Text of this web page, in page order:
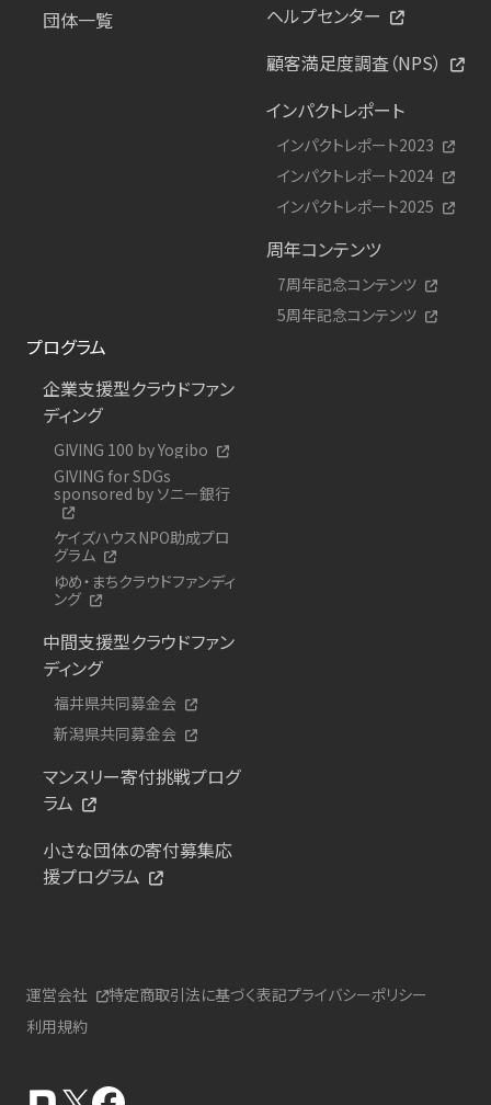
団体一覧
ヘルプセンター
顧客満足度調査（NPS）
インパクトレポート
インパクトレポート2023
インパクトレポート2024
インパクトレポート2025
周年コンテンツ
7周年記念コンテンツ
5周年記念コンテンツ
プログラム
企業支援型クラウドファン
ディング
GIVING 100 by Yogibo
GIVING for SDGs
sponsored by ソニー銀行
ケイズハウスNPO助成プロ
グラム
ゆめ・まちクラウドファンディ
ング
中間支援型クラウドファン
ディング
福井県共同募金会
新潟県共同募金会
マンスリー寄付挑戦プログ
ラム
小さな団体の寄付募集応
援プログラム
運営会社 特定商取引法に基づく表記プライバシーポリシー
利用規約